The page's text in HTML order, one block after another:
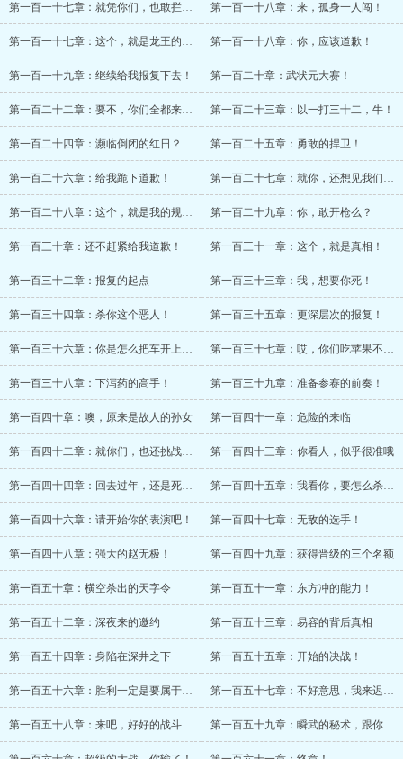
第一百一十七章：就凭你们，也敢拦我？ 第一百一十八章：来，孤身一人闯！
第一百一十七章：这个，就是龙王的威严！ 第一百一十八章：你，应该道歉！
第一百一十九章：继续给我报复下去！ 第一百二十章：武状元大赛！
第一百二十二章：要不，你们全都来上吧！ 第一百二十三章：以一打三十二，牛！
第一百二十四章：濒临倒闭的红日？ 第一百二十五章：勇敢的捍卫！
第一百二十六章：给我跪下道歉！ 第一百二十七章：就你，还想见我们会长？
第一百二十八章：这个，就是我的规矩！ 第一百二十九章：你，敢开枪么？
第一百三十章：还不赶紧给我道歉！ 第一百三十一章：这个，就是真相！
第一百三十二章：报复的起点 第一百三十三章：我，想要你死！
第一百三十四章：杀你这个恶人！ 第一百三十五章：更深层次的报复！
第一百三十六章：你是怎么把车开上路的？ 第一百三十七章：哎，你们吃苹果不呀？
第一百三十八章：下泻药的高手！ 第一百三十九章：准备参赛的前奏！
第一百四十章：噢，原来是故人的孙女 第一百四十一章：危险的来临
第一百四十二章：就你们，也还挑战龙王？ 第一百四十三章：你看人，似乎很准哦
第一百四十四章：回去过年，还是死在这里？ 第一百四十五章：我看你，要怎么杀了他！
第一百四十六章：请开始你的表演吧！ 第一百四十七章：无敌的选手！
第一百四十八章：强大的赵无极！ 第一百四十九章：获得晋级的三个名额
第一百五十章：横空杀出的天字令 第一百五十一章：东方冲的能力！
第一百五十二章：深夜来的邀约 第一百五十三章：易容的背后真相
第一百五十四章：身陷在深井之下 第一百五十五章：开始的决战！
第一百五十六章：胜利一定是要属于我！ 第一百五十七章：不好意思，我来迟了！
第一百五十八章：来吧，好好的战斗一次吧！ 第一百五十九章：瞬武的秘术，跟你大战！